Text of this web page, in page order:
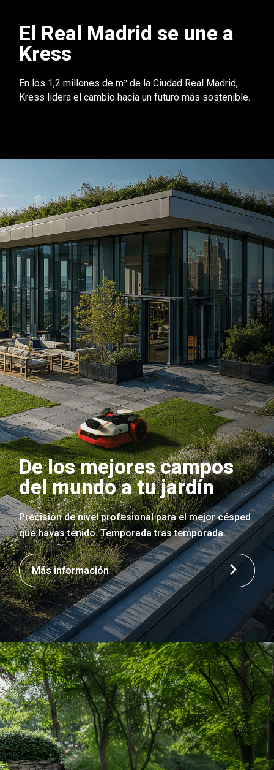
El Real Madrid se une a
Kress
En los 1,2 millones de m² de la Ciudad Real Madrid,
Kress lidera el cambio hacia un futuro más sostenible.
De los mejores campos
del mundo a tu jardín
Precisión de nivel profesional para el mejor césped
que hayas tenido. Temporada tras temporada.
Más información